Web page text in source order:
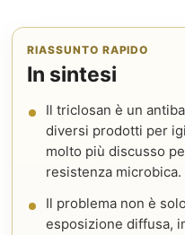
RIASSUNTO RAPIDO
In sintesi
Il triclosan è un
diversi prodotti per
molto più discusso
resistenza microbica.
Il problema non è
esposizione diffusa,